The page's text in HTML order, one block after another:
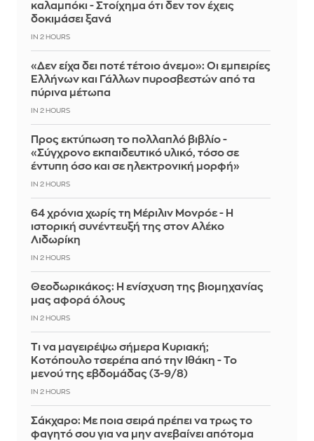
καλαμπόκι - Στοίχημα ότι δεν τον έχεις
δοκιμάσει ξανά
IN 2 HOURS
«Δεν είχα δει ποτέ τέτοιο άνεμο»: Οι εμπειρίες
Ελλήνων και Γάλλων πυροσβεστών από τα
πύρινα μέτωπα
IN 2 HOURS
Προς εκτύπωση το πολλαπλό βιβλίο -
«Σύγχρονο εκπαιδευτικό υλικό, τόσο σε
έντυπη όσο και σε ηλεκτρονική μορφή»
IN 2 HOURS
64 χρόνια χωρίς τη Μέριλιν Μονρόε - Η
ιστορική συνέντευξή της στον Αλέκο
Λιδωρίκη
IN 2 HOURS
Θεοδωρικάκος: Η ενίσχυση της βιομηχανίας
μας αφορά όλους
IN 2 HOURS
Τι να μαγειρέψω σήμερα Κυριακή;
Κοτόπουλο τσερέπα από την Ιθάκη - Το
μενού της εβδομάδας (3-9/8)
IN 2 HOURS
Σάκχαρο: Με ποια σειρά πρέπει να τρως το
φαγητό σου για να μην ανεβαίνει απότομα